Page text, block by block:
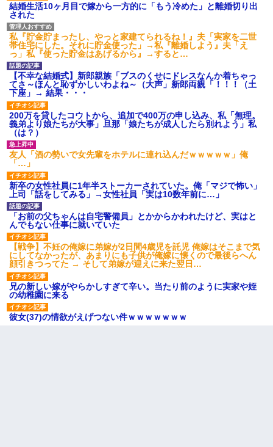
結婚生活10ヶ月目で嫁から一方的に「もう冷めた」と離婚切り出
された
私『貯金貯まったし、やっと家建てられるね！』夫「実家を二世
帯住宅にした。それに貯金使った」→私『離婚しよう』夫「え
っ」私『使った貯金はあげるから』→すると…
【不幸な結婚式】新郎親族「ブスのくせにドレスなんか着ちゃっ
てさ～ほんと恥ずかしいわよね～（大声」新郎両親「！！！（土
下座」→ 結果・・・
200万を貸したコウトから、追加で400万の申し込み、私「無理。
義弟より娘たちが大事」旦那「娘たちが成人したら別れよう」私
（は？）
友人「酒の勢いで女先輩をホテルに連れ込んだｗｗｗｗｗ」俺
「…」
新卒の女性社員に1年半ストーカーされていた。俺「マジで怖い」
上司「話をしてみる」→女性社員「実は10数年前に…」
「お前の父ちゃんは自宅警備員」とかからかわれたけど、実はと
んでもない仕事に就いていた
【戦争】不妊の俺嫁に弟嫁が2日間4歳児を託児 俺嫁はそこまで気
にしてなかったが、あまりにも子供が俺嫁に懐くので最後らへん
顔引きつってた → そして弟嫁が迎えに来た翌日…
兄の新しい嫁がやらかしすぎて辛い。当たり前のように実家や姪
の幼稚園に来る
彼女(37)の情欲がえげつない件ｗｗｗｗｗｗｗ